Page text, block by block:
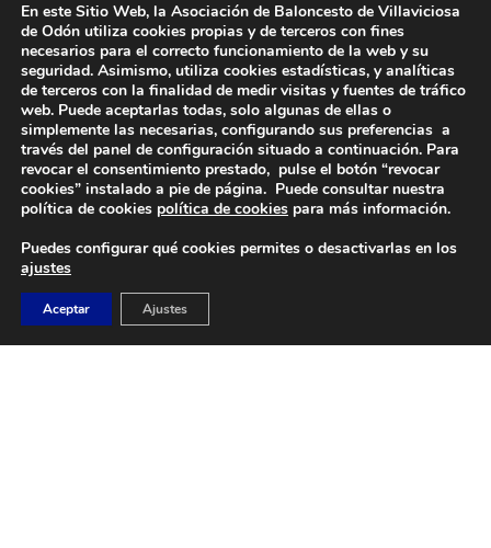
DIRECCIÓN
Camino de Sacedón 15
Villaviciosa de Odón (Madrid)
En este Sitio Web, la Asociación de Baloncesto de Villaviciosa
de Odón utiliza cookies propias y de terceros con fines
necesarios para el correcto funcionamiento de la web y su
seguridad. Asimismo, utiliza cookies estadísticas, y analíticas
de terceros con la finalidad de medir visitas y fuentes de tráfico
web. Puede aceptarlas todas, solo algunas de ellas o
simplemente las necesarias, configurando sus preferencias a
través del panel de configuración situado a continuación. Para
revocar el consentimiento prestado, pulse el botón “revocar
cookies” instalado a pie de página. Puede consultar nuestra
política de cookies política de cookies para más información.
Puedes configurar qué cookies permites o desactivarlas en los
ajustes
Aceptar Ajustes